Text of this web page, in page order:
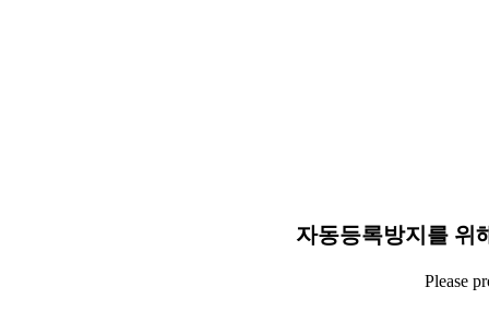
자동등록방지를 위
Please